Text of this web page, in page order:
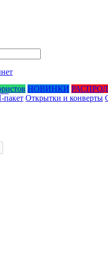
НОВИНКИ
Открытки и конверты